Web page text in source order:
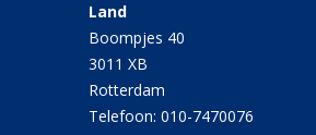
Land
Boompjes 40
3011 XB
Rotterdam
Telefoon: 010-7470076